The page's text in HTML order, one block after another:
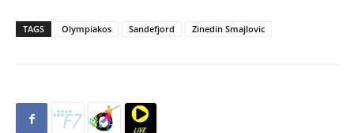
TAGS Olympiakos Sandefjord Zinedin Smajlovic